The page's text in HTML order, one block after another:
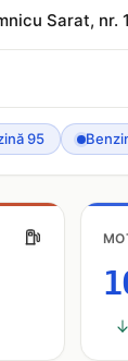
Sarat, nr.
95